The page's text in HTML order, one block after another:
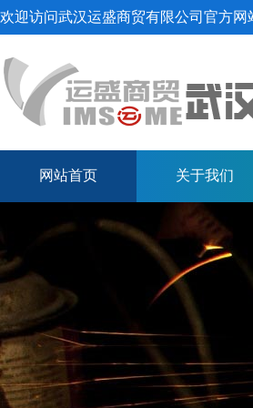
欢迎访问武汉运盛商贸有限公司官方网
网站首页 关于我们